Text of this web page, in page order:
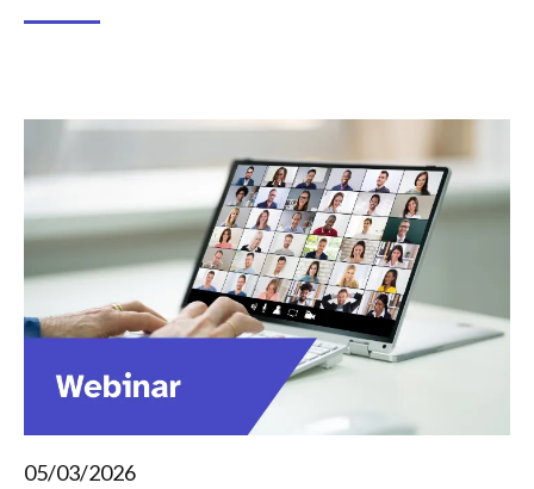
05/03/2026